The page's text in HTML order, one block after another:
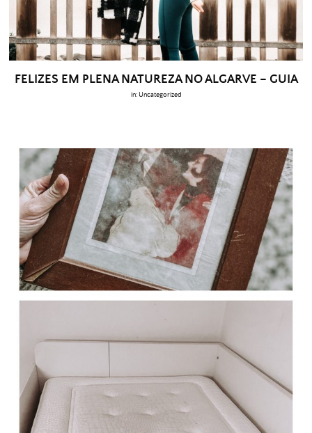
FELIZES EM PLENA NATUREZA NO ALGARVE – GUIA
in: Uncategorized